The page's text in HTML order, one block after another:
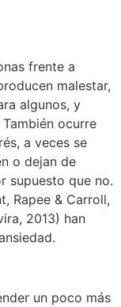
frente a
malestar,
algunos, y
ocurre
a veces se
o dejan de
supuesto que no.
Rapee & Carroll,
2013) han
un poco más